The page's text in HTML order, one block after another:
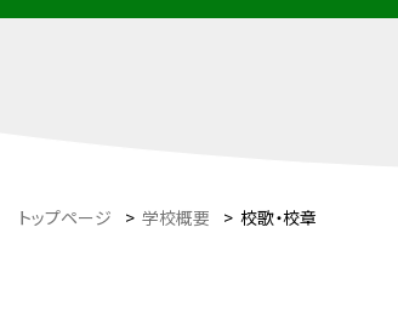
トップページ > 学校概要 > 校歌・校章